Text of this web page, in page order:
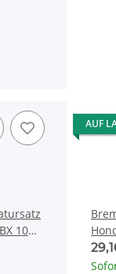
1000
410-
AUF
600